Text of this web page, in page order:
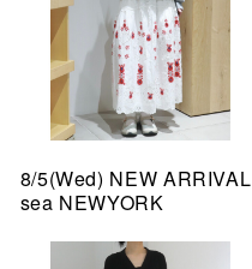
8/5(Wed) NEW ARRIVAL
sea NEWYORK